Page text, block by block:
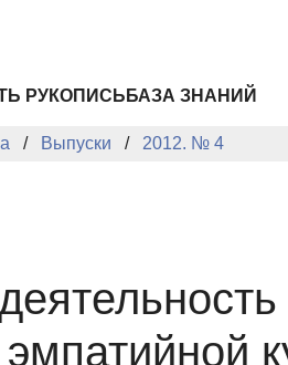
РУКОПИСЬ БАЗА ЗНАНИЙ
Выпуски 2012. № 4